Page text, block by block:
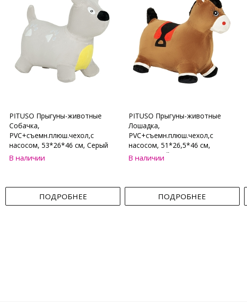
PITUSO Прыгуны-животные
Собачка,
PVC+съемн.плюш.чехол,с
насосом, 53*26*46 см, Серый
В наличии
ПОДРОБНЕЕ
PITUSO Прыгуны-животные
Лошадка,
PVC+съемн.плюш.чехол,с
насосом, 51*26,5*46 см,
Коричневый
В наличии
ПОДРОБНЕЕ